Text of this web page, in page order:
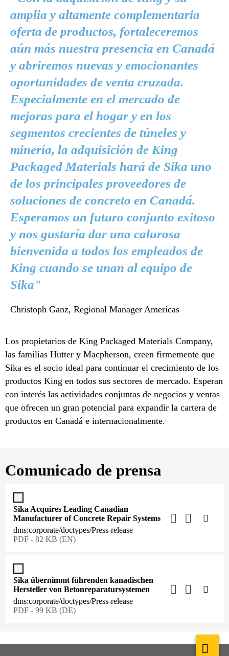
amplia y altamente complementaria
oferta de productos, fortaleceremos
aún más nuestra presencia en Canadá
y abriremos nuevas y emocionantes
oportunidades de venta cruzada.
Especialmente en el mercado de
mejoras para el hogar y en los
segmentos crecientes de túneles y
minería, la adquisición de King
Packaged Materials hará de Sika uno
de los principales proveedores de
soluciones de concreto en Canadá.
Esperamos un futuro conjunto exitoso
y nos gustaría dar una calurosa
bienvenida a todos los empleados de
King cuando se unan al equipo de
Sika"
Christoph Ganz, Regional Manager Americas
Los propietarios de King Packaged Materials Company,
las familias Hutter y Macpherson, creen firmemente que
Sika es el socio ideal para continuar el crecimiento de los
productos King en todos sus sectores de mercado. Esperan
con interés las actividades conjuntas de negocios y ventas
que ofrecen un gran potencial para expandir la cartera de
productos en Canadá e internacionalmente.
Comunicado de prensa
Sika Acquires Leading Canadian
Manufacturer of Concrete Repair Systems
dms:corporate/doctypes/Press-release
PDF - 82 KB (EN)
Sika übernimmt führenden kanadischen
Hersteller von Betonreparatursystemen
dms:corporate/doctypes/Press-release
PDF - 99 KB (DE)